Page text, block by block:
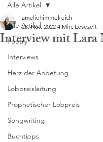
Alle Artikel
Poetry
Interviews
Herz der Anbetung
Lobpreisleitung
Prophetischer Lobpreis
Songwriting
Buchtipps
Alle Artikel
Interview mit Lara
ameliehimmelreich
28. Nov. 2022 4 Min. Lesezeit